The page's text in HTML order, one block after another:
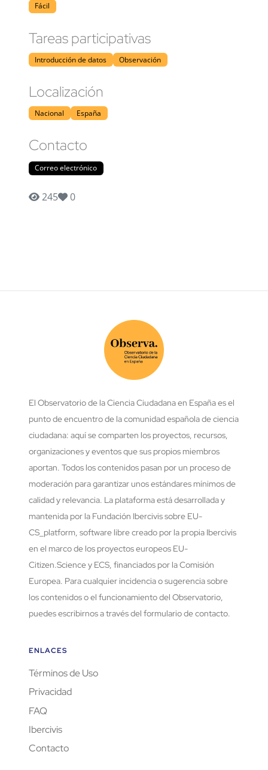
Fácil
Tareas participativas
Introducción de datos Observación
Localización
Nacional España
Contacto
Correo electrónico
245 0
El Observatorio de la Ciencia Ciudadana en España es el
punto de encuentro de la comunidad española de ciencia
ciudadana: aquí se comparten los proyectos, recursos,
organizaciones y eventos que sus propios miembros
aportan. Todos los contenidos pasan por un proceso de
moderación para garantizar unos estándares mínimos de
calidad y relevancia. La plataforma está desarrollada y
mantenida por la Fundación Ibercivis sobre EU-
CS_platform, software libre creado por la propia Ibercivis
en el marco de los proyectos europeos EU-
Citizen.Science y ECS, financiados por la Comisión
Europea. Para cualquier incidencia o sugerencia sobre
los contenidos o el funcionamiento del Observatorio,
puedes escribirnos a través del formulario de contacto.
ENLACES
Términos de Uso
Privacidad
FAQ
Ibercivis
Contacto